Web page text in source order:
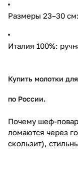
Размеры 23–30
Италия 100%:
Купить молотки
по России.
Почему шеф-
ломаются через
скользит),